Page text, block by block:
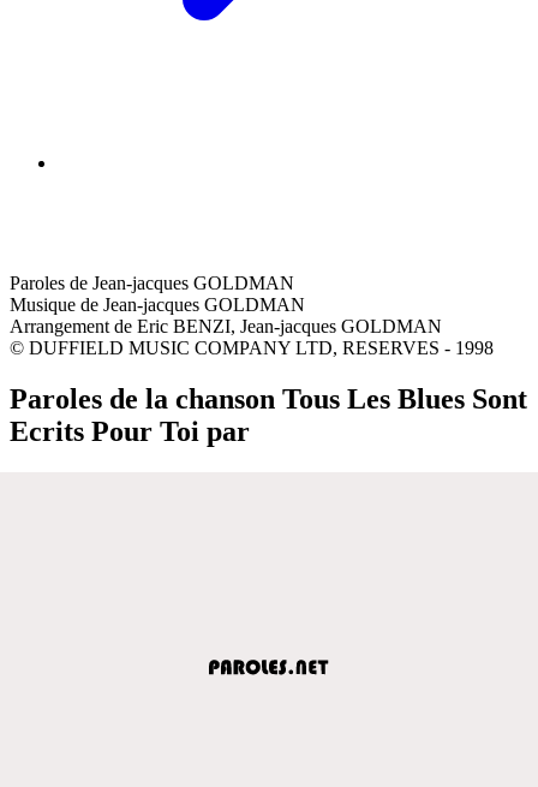
Paroles de Jean-jacques GOLDMAN
Musique de Jean-jacques GOLDMAN
Arrangement de Eric BENZI, Jean-jacques GOLDMAN
© DUFFIELD MUSIC COMPANY LTD, RESERVES - 1998
Paroles de la chanson Tous Les Blues Sont
Ecrits Pour Toi par